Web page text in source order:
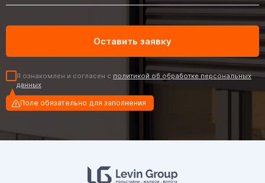
Я ознакомлен и согласен с политикой об обработке персональных
данных
Поле обязательно для заполнения